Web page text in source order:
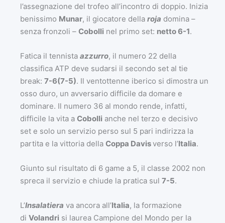
l’assegnazione del trofeo all’incontro di doppio. Inizia
benissimo Munar, il giocatore della roja domina –
senza fronzoli – Cobolli nel primo set: netto 6-1.
Fatica il tennista azzurro, il numero 22 della
classifica ATP deve sudarsi il secondo set al tie
break: 7-6(7-5). Il ventottenne iberico si dimostra un
osso duro, un avversario difficile da domare e
dominare. Il numero 36 al mondo rende, infatti,
difficile la vita a Cobolli anche nel terzo e decisivo
set e solo un servizio perso sul 5 pari indirizza la
partita e la vittoria della Coppa Davisverso l’Italia.
Giunto sul risultato di 6 game a 5, il classe 2002 non
spreca il servizio e chiude la pratica sul 7-5.
L’Insalatiera va ancora all’Italia, la formazione
di Volandri si laurea Campione del Mondo per la